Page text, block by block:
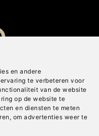
en andere
te verbeteren voor
van de website
op de website te
en diensten te meten
, om advertenties weer te